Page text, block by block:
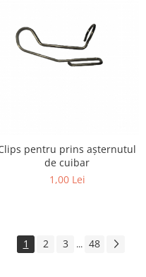
pentru prins așternutul
de cuibar
1,00 Lei
1 2 3 ... 48